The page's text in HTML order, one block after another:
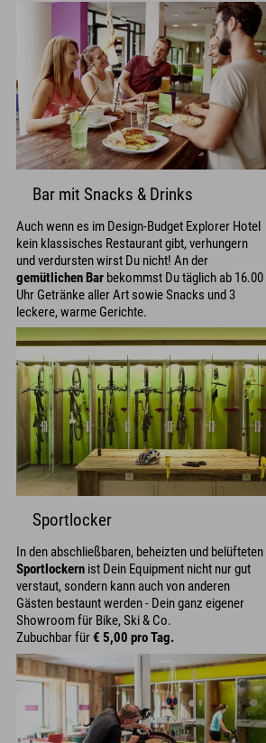
Bar mit Snacks & Drinks
Auch wenn es im Design-Budget Explorer Hotel
kein klassisches Restaurant gibt, verhungern
und verdursten wirst Du nicht! An der
gemütlichen Bar bekommst Du täglich ab 16.00
Uhr Getränke aller Art sowie Snacks und 3
leckere, warme Gerichte.
Sportlocker
In den abschließbaren, beheizten und belüfteten
Sportlockern ist Dein Equipment nicht nur gut
verstaut, sondern kann auch von anderen
Gästen bestaunt werden - Dein ganz eigener
Showroom für Bike, Ski & Co.
Zubuchbar für€ 5,00 pro Tag.